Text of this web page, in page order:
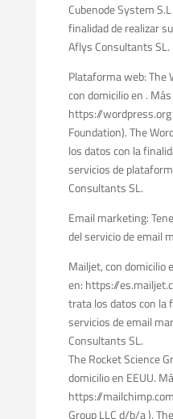
Cubenode System
finalidad de realizar
Aflys Consultants SL.
Plataforma web: The
con domicilio en .
https://wordpress.org
Foundation). The
los datos con la
servicios de
Consultants SL.
Email marketing:
del servicio de email
Mailjet, con domicilio
en: https://
trata los datos con la
servicios de email
Consultants SL.
The Rocket Science
domicilio en EEUU.
https://
Group LLC d/b/a ).